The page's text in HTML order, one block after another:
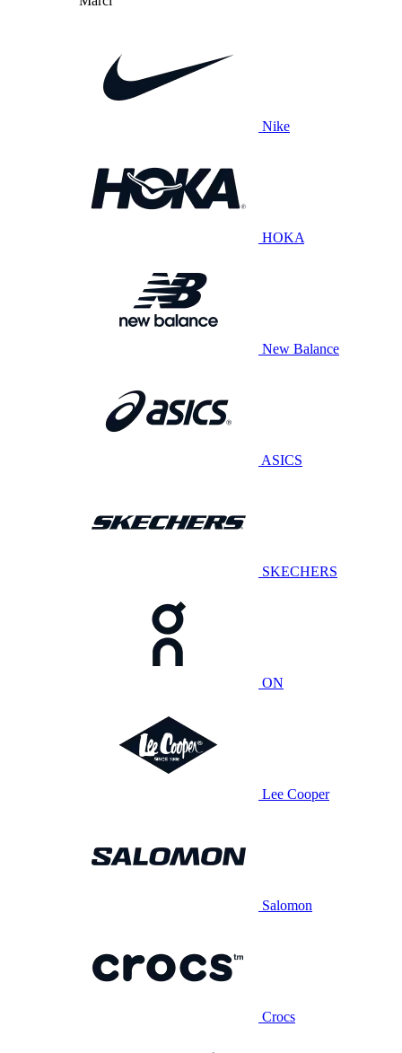
Nike
HOKA
New Balance
ASICS
SKECHERS
ON
Lee Cooper
Salomon
Crocs